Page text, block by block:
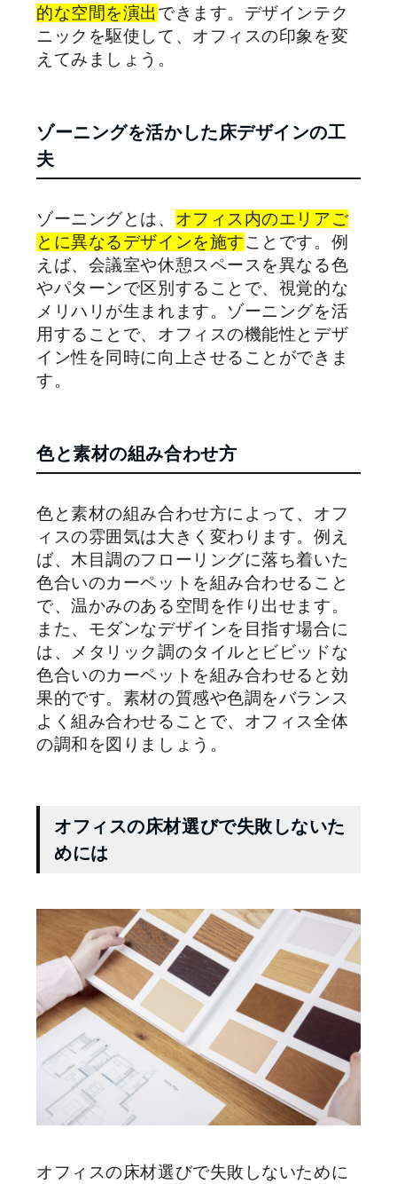
的な空間を演出 できます。デザインテク
ニックを駆使して、オフィスの印象を変
えてみましょう。
ゾーニングを活かした床デザインの工
夫
ゾーニングとは、 オフィス内のエリアご
とに異なるデザインを施すことです。例
えば、会議室や休憩スペースを異なる色
やパターンで区別することで、視覚的な
メリハリが生まれます。ゾーニングを活
用することで、オフィスの機能性とデザ
イン性を同時に向上させることができま
す。
色と素材の組み合わせ方
色と素材の組み合わせ方によって、オフ
ィスの雰囲気は大きく変わります。例え
ば、木目調のフローリングに落ち着いた
色合いのカーペットを組み合わせること
で、温かみのある空間を作り出せます。
また、モダンなデザインを目指す場合に
は、メタリック調のタイルとビビッドな
色合いのカーペットを組み合わせると効
果的です。素材の質感や色調をバランス
よく組み合わせることで、オフィス全体
の調和を図りましょう。
オフィスの床材選びで失敗しないた
めには
オフィスの床材選びで失敗しないために